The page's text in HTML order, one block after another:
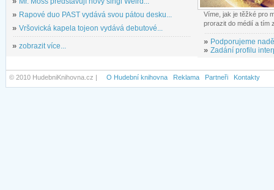
» Rapové duo PAST vydává svou pátou desku...
» Vršovická kapela tojeon vydává debutové...
» zobrazit více...
Víme, jak je těžké pro
prorazit do médií a tím
» Podporujeme
» Zadání profilu
© 2010 HudebniKnihovna.cz | O Hudební knihovna Reklama Partneři Kontakty